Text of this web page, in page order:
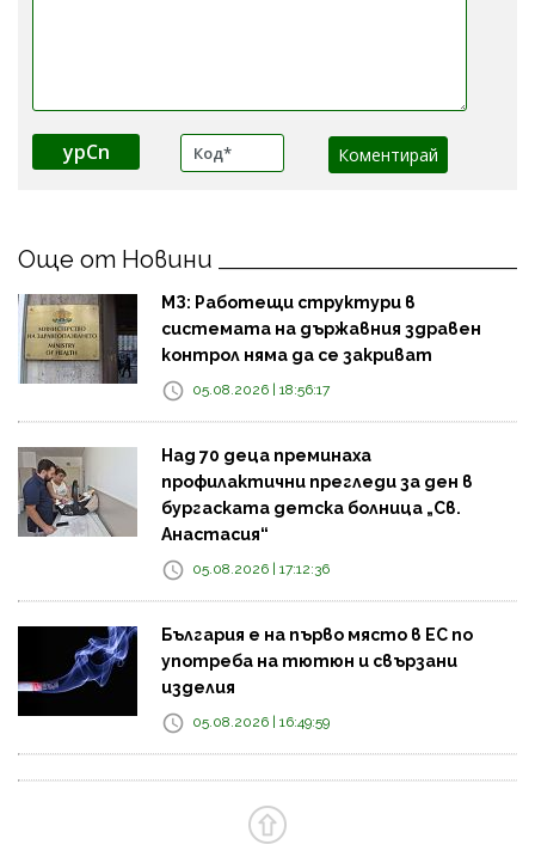
ypCn
Още от Новини
МЗ: Работещи структури в
системата на държавния здравен
контрол няма да се закриват
05.08.2026 | 18:56:17
Над 70 деца преминаха
профилактични прегледи за ден в
бургаската детска болница „Св.
Анастасия“
05.08.2026 | 17:12:36
България е на първо място в ЕС по
употреба на тютюн и свързани
изделия
05.08.2026 | 16:49:59